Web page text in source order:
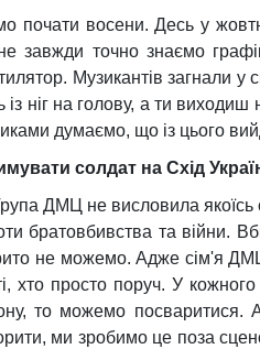
почати восени. Десь у
завжди точно знаємо
Музикантів загнали у
із ніг на голову, а ти
думаємо, що із цього
солдат на Схід
ДМЦ не висловила якоїсь
братовбивства та війни.
не можемо. Адже сім'я
хто просто поруч. У
то можемо
ми зробимо це поза